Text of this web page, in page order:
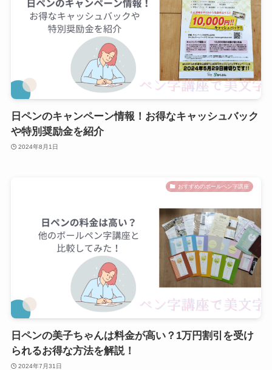
日ペンのキャンペーン情報！お得なキャッシュバック
や特別奨励金を紹介
2024年8月1日
おすすめのボールペン字講座
日ペンの美子ちゃんは料金が高い？1万円割引を受け
られるお得な方法を解説！
2024年7月31日